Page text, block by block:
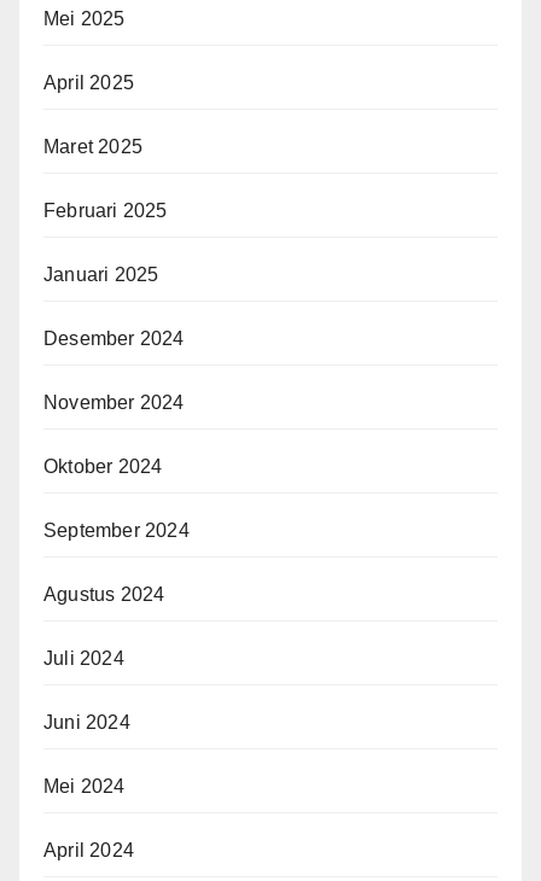
Mei 2025
April 2025
Maret 2025
Februari 2025
Januari 2025
Desember 2024
November 2024
Oktober 2024
September 2024
Agustus 2024
Juli 2024
Juni 2024
Mei 2024
April 2024